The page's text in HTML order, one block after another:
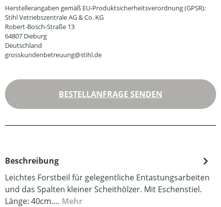
Herstellerangaben gemäß EU-Produktsicherheitsverordnung (GPSR):
Stihl Vetriebszentrale AG & Co. KG
Robert-Bosch-Straße 13
64807 Dieburg
Deutschland
grosskundenbetreuung@stihl.de
BESTELLANFRAGE SENDEN
Beschreibung
Leichtes Forstbeil für gelegentliche Entastungsarbeiten
und das Spalten kleiner Scheithölzer. Mit Eschenstiel.
Länge: 40cm.… Mehr